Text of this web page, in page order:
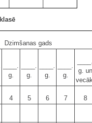
Dzimšanas gads
____.
g.
____.
g.
____.
g.
____.
g.
g. un
4 5 6 7 8